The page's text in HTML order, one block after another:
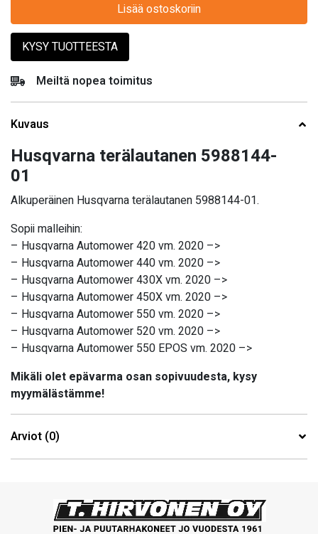
Lisää ostoskoriin
KYSY TUOTTEESTA
Meiltä nopea toimitus
Kuvaus
Husqvarna terälautanen 5988144-
01
Alkuperäinen Husqvarna terälautanen 5988144-01.
Sopii malleihin:
– Husqvarna Automower 420 vm. 2020 –>
– Husqvarna Automower 440 vm. 2020 –>
– Husqvarna Automower 430X vm. 2020 –>
– Husqvarna Automower 450X vm. 2020 –>
– Husqvarna Automower 550 vm. 2020 –>
– Husqvarna Automower 520 vm. 2020 –>
– Husqvarna Automower 550 EPOS vm. 2020 –>
Mikäli olet epävarma osan sopivuudesta, kysy
myymälästämme!
Arviot (0)